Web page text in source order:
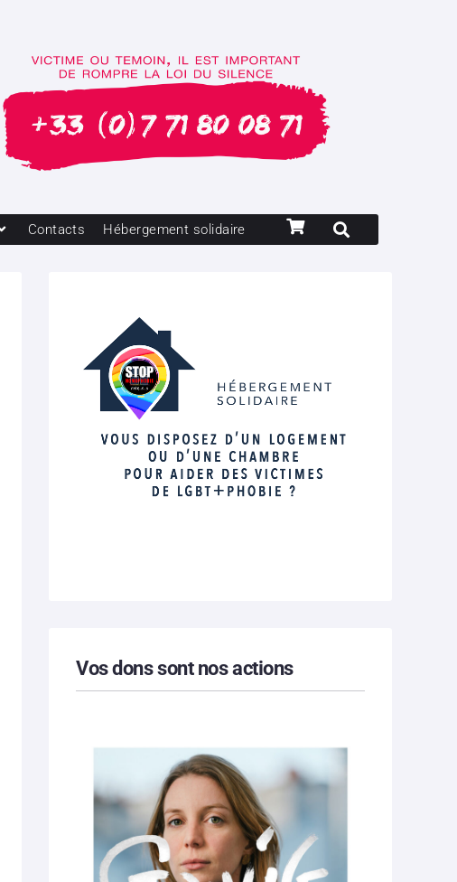
Contacts Hébergement solidaire
Vos dons sont nos actions